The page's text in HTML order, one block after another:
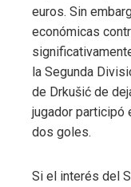
euros. Sin
económicas
la Segunda
de Drkušić de
jugador participó
dos goles.
Si el interés del